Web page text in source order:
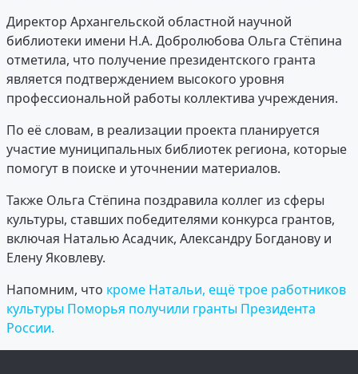
Директор Архангельской областной научной
библиотеки имени Н.А. Добролюбова Ольга Стёпина
отметила, что получение президентского гранта
является подтверждением высокого уровня
профессиональной работы коллектива учреждения.
По её словам, в реализации проекта планируется
участие муниципальных библиотек региона, которые
помогут в поиске и уточнении материалов.
Также Ольга Стёпина поздравила коллег из сферы
культуры, ставших победителями конкурса грантов,
включая Наталью Асадчик, Александру Богданову и
Елену Яковлеву.
Напомним, что кроме Натальи, ещё трое работников
культуры Поморья получили гранты Президента
России.